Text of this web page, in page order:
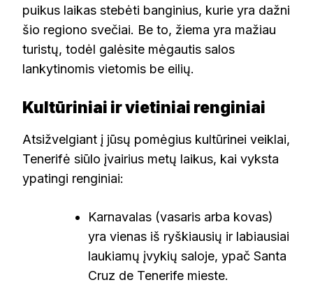
puikus laikas stebėti banginius, kurie yra dažni
šio regiono svečiai. Be to, žiema yra mažiau
turistų, todėl galėsite mėgautis salos
lankytinomis vietomis be eilių.
Kultūriniai ir vietiniai renginiai
Atsižvelgiant į jūsų pomėgius kultūrinei veiklai,
Tenerifė siūlo įvairius metų laikus, kai vyksta
ypatingi renginiai:
Karnavalas (vasaris arba kovas)
yra vienas iš ryškiausių ir labiausiai
laukiamų įvykių saloje, ypač Santa
Cruz de Tenerife mieste.